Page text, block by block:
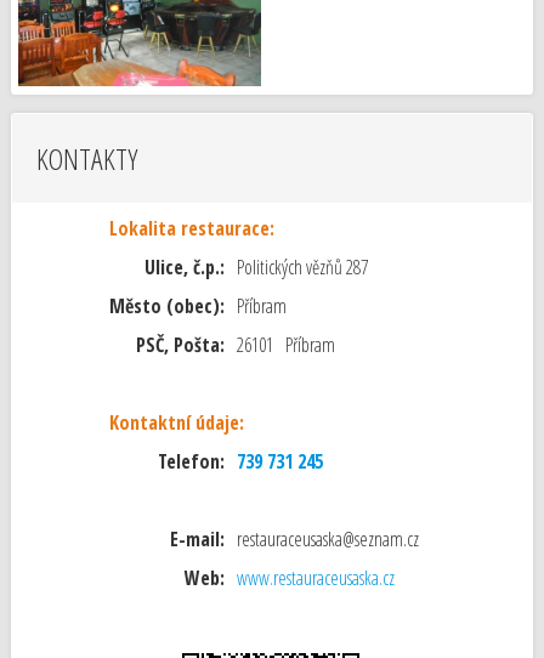
KONTAKTY
Lokalita restaurace:
Ulice, č.p.: Politických vězňů 287
Město (obec): Příbram
PSČ, Pošta: 26101 Příbram
Kontaktní údaje:
Telefon: 739 731 245
E-mail: restauraceusaska@seznam.cz
Web: www.restauraceusaska.cz